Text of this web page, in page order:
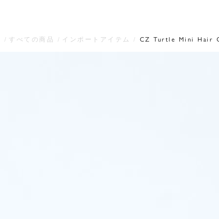
すべての商品 インポートアイテム CZ Turtle Mini Hair